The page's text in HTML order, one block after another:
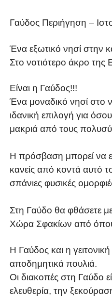
Γαύδος Περιήγηση –
Ένα εξωτικό νησί στην
Στο νοτιότερο άκρο της
Είναι η Γαύδος!!!
Ένα μοναδικό νησί στο
ιδανική επιλογή για
μακριά από τους
Η πρόσβαση μπορεί να
κανείς από κοντά αυτό
σπάνιες φυσικές
Στη Γαύδο θα φθάσετε
Χώρα Σφακίων από όπου
Η Γαύδος και η
αποδημητικά πουλιά.
Οι διακοπές στη Γαύδο
ελευθερία, την